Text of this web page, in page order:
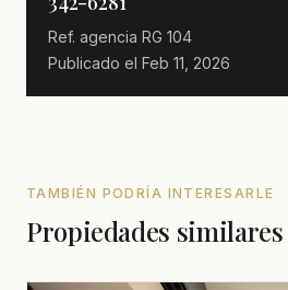
Ref. agencia RG 104
Publicado el Feb 11, 2026
TAMBIÉN PODRÍA INTERESARLE
Propiedades similares